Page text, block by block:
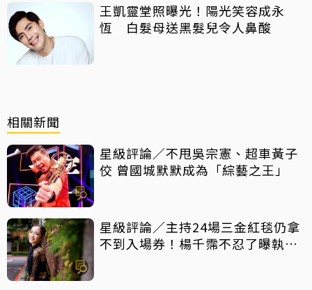
王凱靈堂照曝光！陽光笑容成永
恆 白髮母送黑髮兒令人鼻酸
相關新聞
星級評論／不甩吳宗憲、超車黃子
佼 曾國城默默成為「綜藝之王」
星級評論／主持24場三金紅毯仍拿
不到入場券！楊千霈不忍了曝執委